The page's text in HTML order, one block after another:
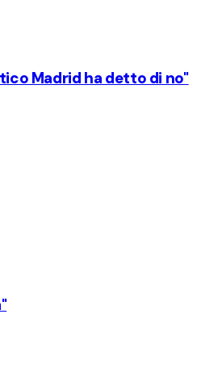
Madrid ha detto di no"